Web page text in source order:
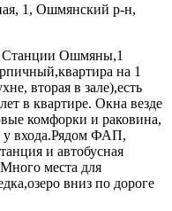
1, Ошмянский р-н,
Станции Ошмяны,1
на 1
вторая в зале),есть
в квартире. Окна везде
комфорки и раковина,
у входа.Рядом ФАП,
и автобусная
места для
вниз по дороге